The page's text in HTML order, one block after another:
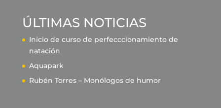
ÚLTIMAS NOTICIAS
Inicio de curso de perfecccionamiento de
natación
Aquapark
Rubén Torres – Monólogos de humor